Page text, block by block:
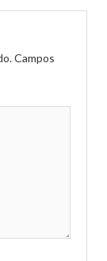
Campos